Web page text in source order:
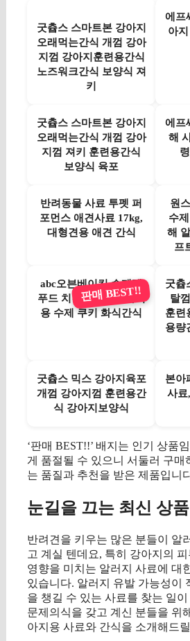
굿츕스 스마트본 강아지
오래먹는간식 개껌 강아
지껌 강아지훈련용간식
노즈워크간식 보양식 져
키
에프
아지
굿츕스 스마트본 강아지
오래먹는간식 개껌 강아
지껌 져키 훈련용간식
보양식 육포
에프
해
반려동물 사료 투펫 퍼
포먼스 애견사료 17kg,
대형견용 애견 간식
원
수
해
프
abc오븐베이킹 수제펫
푸드 치킨맛 50g 강아지
용 수제 쿠키 화식간식
판매 BEST!!
굿츕
탈
훈련
용량
굿츕스 믹스 강아지육포
개껌 강아지껌 훈련용간
식 강아지보양식
본아
사료
‘판매 BEST!!’ 배지는 인기 상품
게 품절될 수 있으니 서둘러 구매
는 품질과 추천을 받은 제품입니
눈길을 끄는 최신 상품
반려견을 키우는 많은 분들이 알
고 계실 텐데요, 특히 강아지의
영향을 미치는 알러지 사료에 대
있습니다. 알러지 유발 가능성이
을 챙길 수 있는 사료를 찾는 일
문제의식을 갖고 계신 분들을 위
아지용 사료와 간식을 소개해드